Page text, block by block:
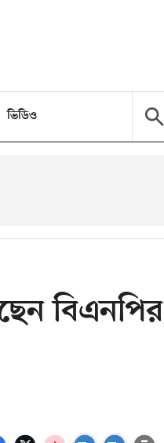
ভিডিও
বিএনপির